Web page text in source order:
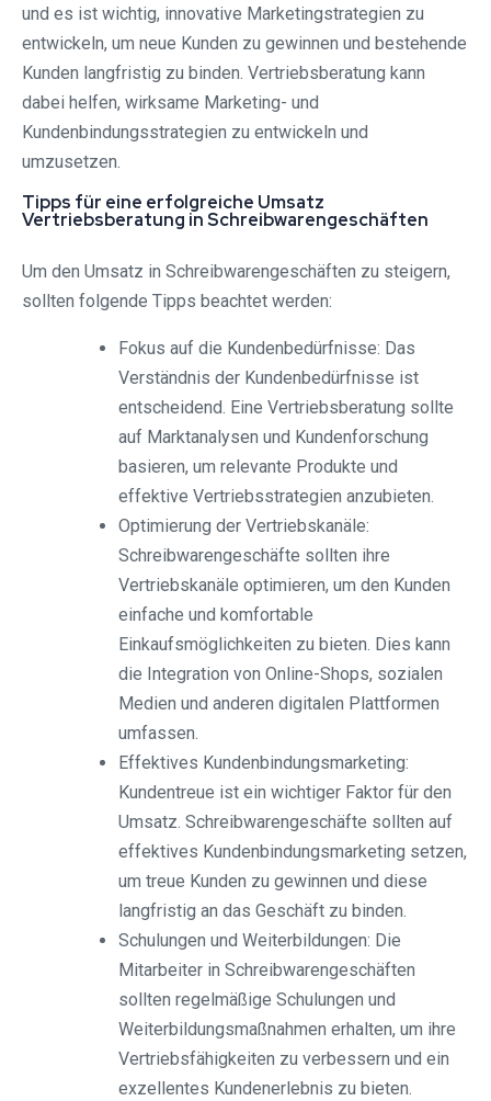
und es ist wichtig, innovative Marketingstrategien zu
entwickeln, um neue Kunden zu gewinnen und bestehende
Kunden langfristig zu binden. Vertriebsberatung kann
dabei helfen, wirksame Marketing- und
Kundenbindungsstrategien zu entwickeln und
umzusetzen.
Tipps für eine erfolgreiche Umsatz
Vertriebsberatung in Schreibwarengeschäften
Um den Umsatz in Schreibwarengeschäften zu steigern,
sollten folgende Tipps beachtet werden:
Fokus auf die Kundenbedürfnisse: Das
Verständnis der Kundenbedürfnisse ist
entscheidend. Eine Vertriebsberatung sollte
auf Marktanalysen und Kundenforschung
basieren, um relevante Produkte und
effektive Vertriebsstrategien anzubieten.
Optimierung der Vertriebskanäle:
Schreibwarengeschäfte sollten ihre
Vertriebskanäle optimieren, um den Kunden
einfache und komfortable
Einkaufsmöglichkeiten zu bieten. Dies kann
die Integration von Online-Shops, sozialen
Medien und anderen digitalen Plattformen
umfassen.
Effektives Kundenbindungsmarketing:
Kundentreue ist ein wichtiger Faktor für den
Umsatz. Schreibwarengeschäfte sollten auf
effektives Kundenbindungsmarketing setzen,
um treue Kunden zu gewinnen und diese
langfristig an das Geschäft zu binden.
Schulungen und Weiterbildungen: Die
Mitarbeiter in Schreibwarengeschäften
sollten regelmäßige Schulungen und
Weiterbildungsmaßnahmen erhalten, um ihre
Vertriebsfähigkeiten zu verbessern und ein
exzellentes Kundenerlebnis zu bieten.